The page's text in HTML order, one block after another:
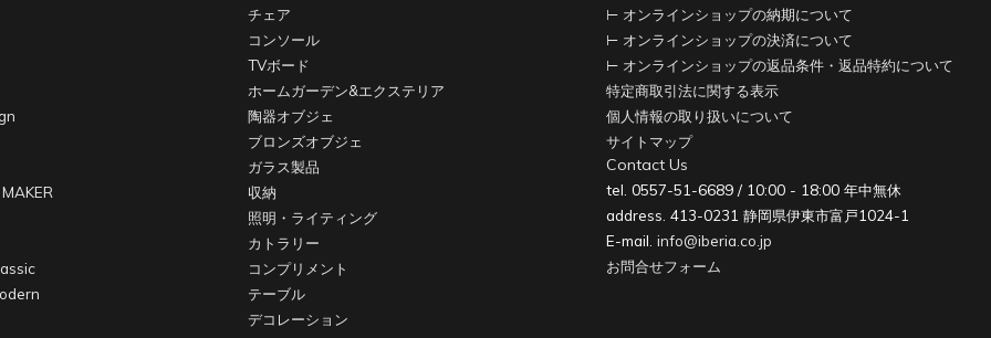
チェア
コンソール
TVボード
ホームガーデン&エクステリア
陶器オブジェ
ブロンズオブジェ
ガラス製品
収納
照明・ライティング
カトラリー
コンプリメント
テーブル
デコレーション
⊢ オンラインショップの納期について
⊢ オンラインショップの決済について
⊢ オンラインショップの返品条件・返品特約について
特定商取引法に関する表示
個人情報の取り扱いについて
サイトマップ
Contact Us
tel. 0557-51-6689 / 10:00 - 18:00 年中無休
address. 413-0231 静岡県伊東市富戸1024-1
E-mail.info@iberia.co.jp
お問合せフォーム